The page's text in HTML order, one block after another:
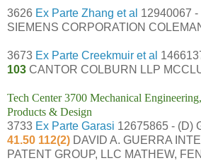
3626 Ex Parte Zhang et al 12940067
SIEMENS CORPORATION
3673 Ex Parte Creekmuir et al
103 CANTOR COLBURN LLP
Tech Center 3700 Mechanical
Products & Design
3733 Ex Parte Garasi 12675865 - (D)
41.50 112(2) DAVID A. GUERRA
PATENT GROUP, LLC MATHEW,